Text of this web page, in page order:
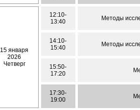
15 января
2026
Четверг
12:10-
13:40
Методы
14:10-
15:40
Методы
15:50-
17:20
17:30-
19:00